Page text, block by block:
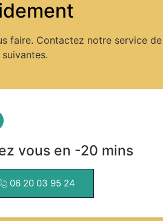
faire. Contactez notre service de
vous en -20 mins
06 20 03 95 24